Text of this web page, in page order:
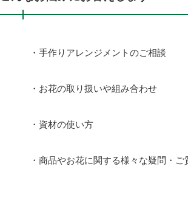
・手作りアレンジメントのご相談
・お花の取り扱いや組み合わせ
・資材の使い方
・商品やお花に関する様々な疑問・ご